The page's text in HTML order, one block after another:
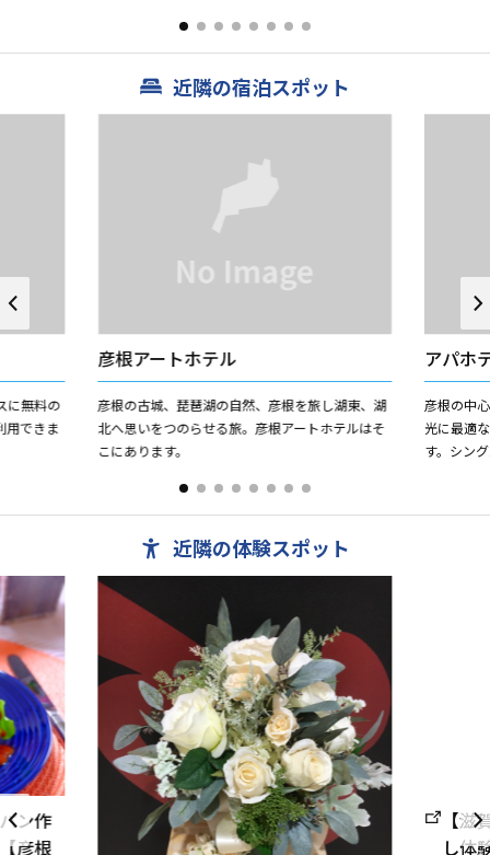
ており、城下町・小江戸彦...
近隣の宿泊スポット
に無料の
用できま
彦根アートホテル
彦根の古城、琵琶湖の自然、彦根を旅し湖東、湖
北へ思いをつのらせる旅。彦根アートホテルはそ
こにあります。
アパホ
彦根の中
光に最適
す。シン
近隣の体験スポット
ン作
彦根
【
し体